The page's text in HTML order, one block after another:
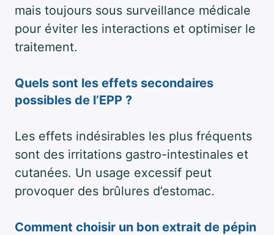
mais toujours sous surveillance médicale
pour éviter les interactions et optimiser le
traitement.
Quels sont les effets secondaires
possibles de l’EPP ?
Les effets indésirables les plus fréquents
sont des irritations gastro-intestinales et
cutanées. Un usage excessif peut
provoquer des brûlures d’estomac.
Comment choisir un bon extrait de pépin